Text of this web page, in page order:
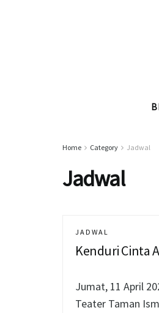
Home Category Jadwal
Jadwal
JADWAL
Kenduri Cinta
Jumat, 11 April
Teater Taman